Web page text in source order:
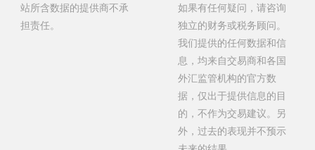
如果有任何疑问，请咨询
独立的财务或税务顾问。
我们提供的任何数据和信
息，均来自交易商和各国
外汇监管机构的官方数
据，仅出于提供信息的目
的，不作为交易建议。另
外，过去的表现并不预示
站所含数据的提供商不承
担责任。